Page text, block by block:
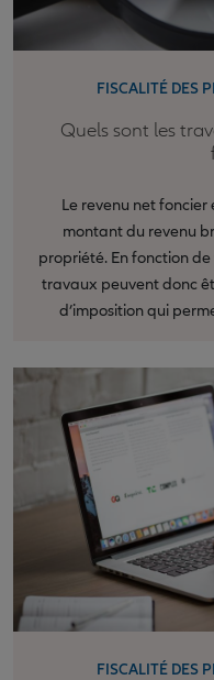
FISCALITÉ DES
Quels sont les
Le revenu net
montant du revenu
propriété. En fonction
travaux peuvent donc
d’imposition qui
FISCALITÉ DES